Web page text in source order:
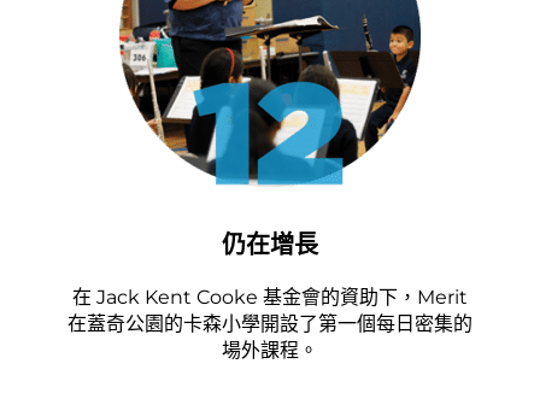
仍在增長
在 Jack Kent Cooke 基金會的資助下，Merit
在蓋奇公園的卡森小學開設了第一個每日密集的
場外課程。